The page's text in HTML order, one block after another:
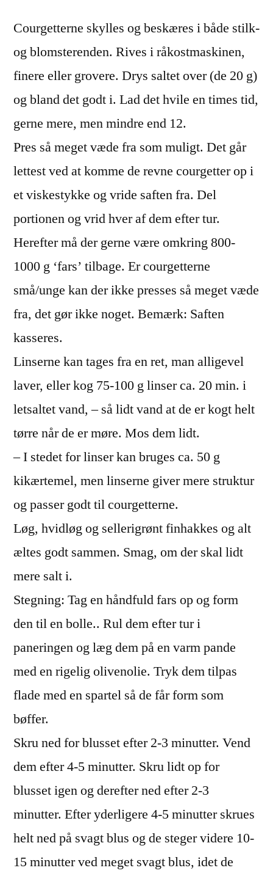
Courgetterne skylles og beskæres i både stilk-
og blomsterenden. Rives i råkostmaskinen,
finere eller grovere. Drys saltet over (de 20 g)
og bland det godt i. Lad det hvile en times tid,
gerne mere, men mindre end 12.
Pres så meget væde fra som muligt. Det går
lettest ved at komme de revne courgetter op i
et viskestykke og vride saften fra. Del
portionen og vrid hver af dem efter tur.
Herefter må der gerne være omkring 800-
1000 g ‘fars’ tilbage. Er courgetterne
små/unge kan der ikke presses så meget væde
fra, det gør ikke noget. Bemærk: Saften
kasseres.
Linserne kan tages fra en ret, man alligevel
laver, eller kog 75-100 g linser ca. 20 min. i
letsaltet vand, – så lidt vand at de er kogt helt
tørre når de er møre. Mos dem lidt.
– I stedet for linser kan bruges ca. 50 g
kikærtemel, men linserne giver mere struktur
og passer godt til courgetterne.
Løg, hvidløg og sellerigrønt finhakkes og alt
æltes godt sammen. Smag, om der skal lidt
mere salt i.
Stegning: Tag en håndfuld fars op og form
den til en bolle.. Rul dem efter tur i
paneringen og læg dem på en varm pande
med en rigelig olivenolie. Tryk dem tilpas
flade med en spartel så de får form som
bøffer.
Skru ned for blusset efter 2-3 minutter. Vend
dem efter 4-5 minutter. Skru lidt op for
blusset igen og derefter ned efter 2-3
minutter. Efter yderligere 4-5 minutter skrues
helt ned på svagt blus og de steger videre 10-
15 minutter ved meget svagt blus, idet de